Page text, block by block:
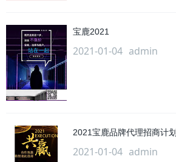
宝鹿2021
2021-01-04 admin
2021宝鹿品牌代理招商计划
2021-01-04 admin